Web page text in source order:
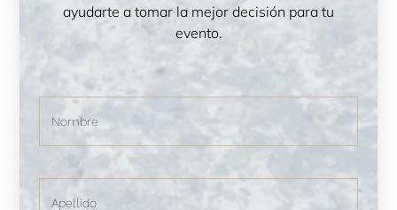
ayudarte a tomar la mejor decisión para tu
evento.